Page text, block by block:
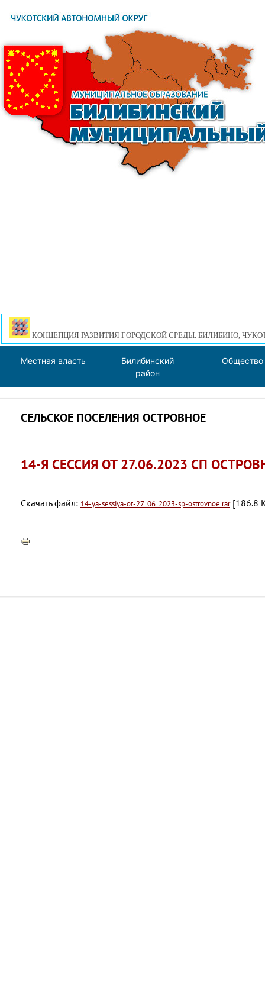
КОНЦЕПЦИЯ РАЗВИТИЯ ГОРОДСКОЙ СРЕДЫ. БИЛИБИНО,
Местная власть
Билибинский
район
Общество
СЕЛЬСКОЕ ПОСЕЛЕНИЯ ОСТРОВНОЕ
14-Я СЕССИЯ ОТ 27.06.2023 СП
Скачать файл: 14-ya-sessiya-ot-27_06_2023-sp-ostrovnoe.rar[186.8